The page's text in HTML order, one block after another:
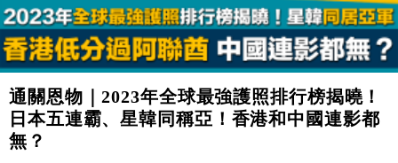
11:12
國際｜特朗普料美伊戰事快結束 承認部分彈藥庫存緊
張
15:59
財經｜SA售股自救後再出手 斥4億美元押注未上市公
司
18:31
財經｜華僑銀行上半年淨利創新高 中期息增15%至
47仙
17:33
通關恩物｜2023年全球最強護照排行榜揭曉！
日本五連霸、星韓同稱亞！香港和中國連影都
無？